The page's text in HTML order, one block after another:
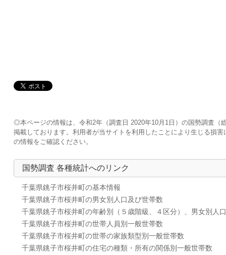
◎本ページの情報は、令和2年（調査日 2020年10月1日）の国勢調査（
掲載しております。利用者が当サイトを利用したことにより生じる損
の情報をご確認ください。
国勢調査 各種統計へのリンク
千葉県銚子市桜井町の基本情報
千葉県銚子市桜井町の男女別人口及び世帯数
千葉県銚子市桜井町の年齢別（５歳階級、４区分）、男女別人口
千葉県銚子市桜井町の世帯人員別一般世帯数
千葉県銚子市桜井町の世帯の家族類型別一般世帯数
千葉県銚子市桜井町の住宅の種類・所有の関係別一般世帯数